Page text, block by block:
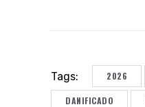
Tags: 2026
DANIFICADO